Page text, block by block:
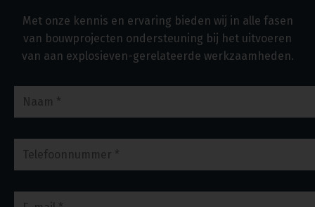
Met onze kennis en ervaring bieden wij in alle fasen
van bouwprojecten ondersteuning bij het uitvoeren
van aan explosieven-gerelateerde werkzaamheden.